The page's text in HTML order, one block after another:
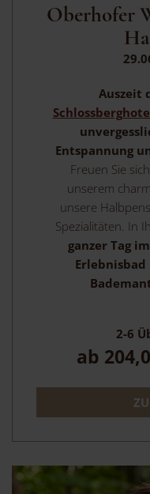
Oberhofer
Auszeit
Entspannung
Freuen Sie
unserem
unsere
Spezialitäten. In
ganzer Tag
2-6
ab